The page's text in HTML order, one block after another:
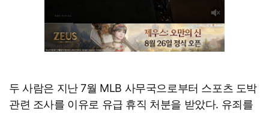
두 사람은 지난 7월 MLB 사무국으로부터 스포츠 도박
관련 조사를 이유로 유급 휴직 처분을 받았다. 유죄를